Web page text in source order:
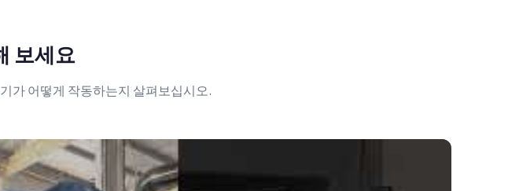
보세요
가 어떻게 작동하는지 살펴보십시오.